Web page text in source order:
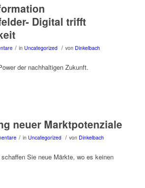
Digital trifft
/ in Uncategorized / von Dinkelbach
der nachhaltigen Zukunft.
neuer Marktpotenziale
/ in Uncategorized / von Dinkelbach
Sie neue Märkte, wo es keinen